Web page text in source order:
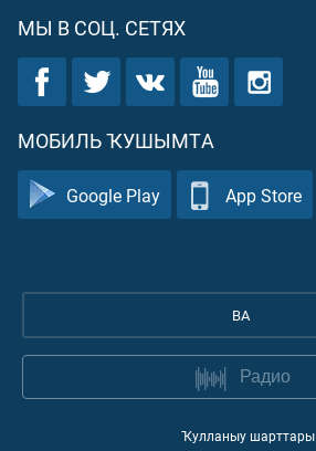
МЫ В СОЦ. СЕТЯХ
МОБИЛЬ ҠУШЫМТА
Google Play App Store
BA
Радио
Ҡулланыу шарттары